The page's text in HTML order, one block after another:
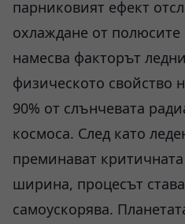
парниковият ефект
охлаждане от полюсите
намесва факторът
физическото свойство
90% от слънчевата
космоса. След като
преминават
ширина, процесът
самоускорява.